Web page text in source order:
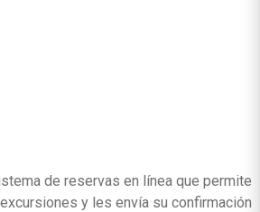
de reservas en línea que permite
y les envía su confirmación